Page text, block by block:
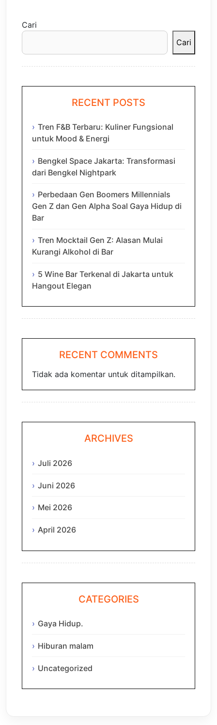
Cari
Cari
RECENT POSTS
Tren F&B Terbaru: Kuliner Fungsional
untuk Mood & Energi
Bengkel Space Jakarta: Transformasi
dari Bengkel Nightpark
Perbedaan Gen Boomers Millennials
Gen Z dan Gen Alpha Soal Gaya Hidup di
Bar
Tren Mocktail Gen Z: Alasan Mulai
Kurangi Alkohol di Bar
5 Wine Bar Terkenal di Jakarta untuk
Hangout Elegan
RECENT COMMENTS
Tidak ada komentar untuk ditampilkan.
ARCHIVES
Juli 2026
Juni 2026
Mei 2026
April 2026
CATEGORIES
Gaya Hidup.
Hiburan malam
Uncategorized